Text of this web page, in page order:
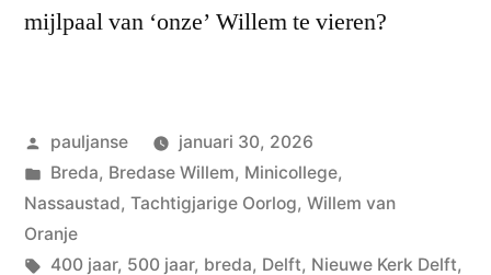
mijlpaal van ‘onze’ Willem te vieren?
Geplaatst
door
pauljanse
januari 30, 2026
Geplaatst
in
Breda, Bredase Willem, Minicollege,
Nassaustad, Tachtigjarige Oorlog, Willem van
Oranje
Tags:
400 jaar, 500 jaar, breda, Delft, Nieuwe Kerk Delft,